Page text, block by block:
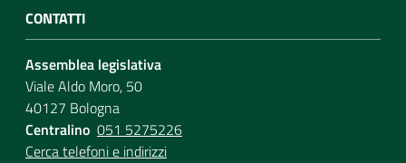
CONTATTI
Assemblea legislativa
Viale Aldo Moro, 50
40127 Bologna
Centralino 051 5275226
Cerca telefoni e indirizzi